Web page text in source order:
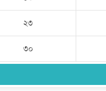
২৩
৩০